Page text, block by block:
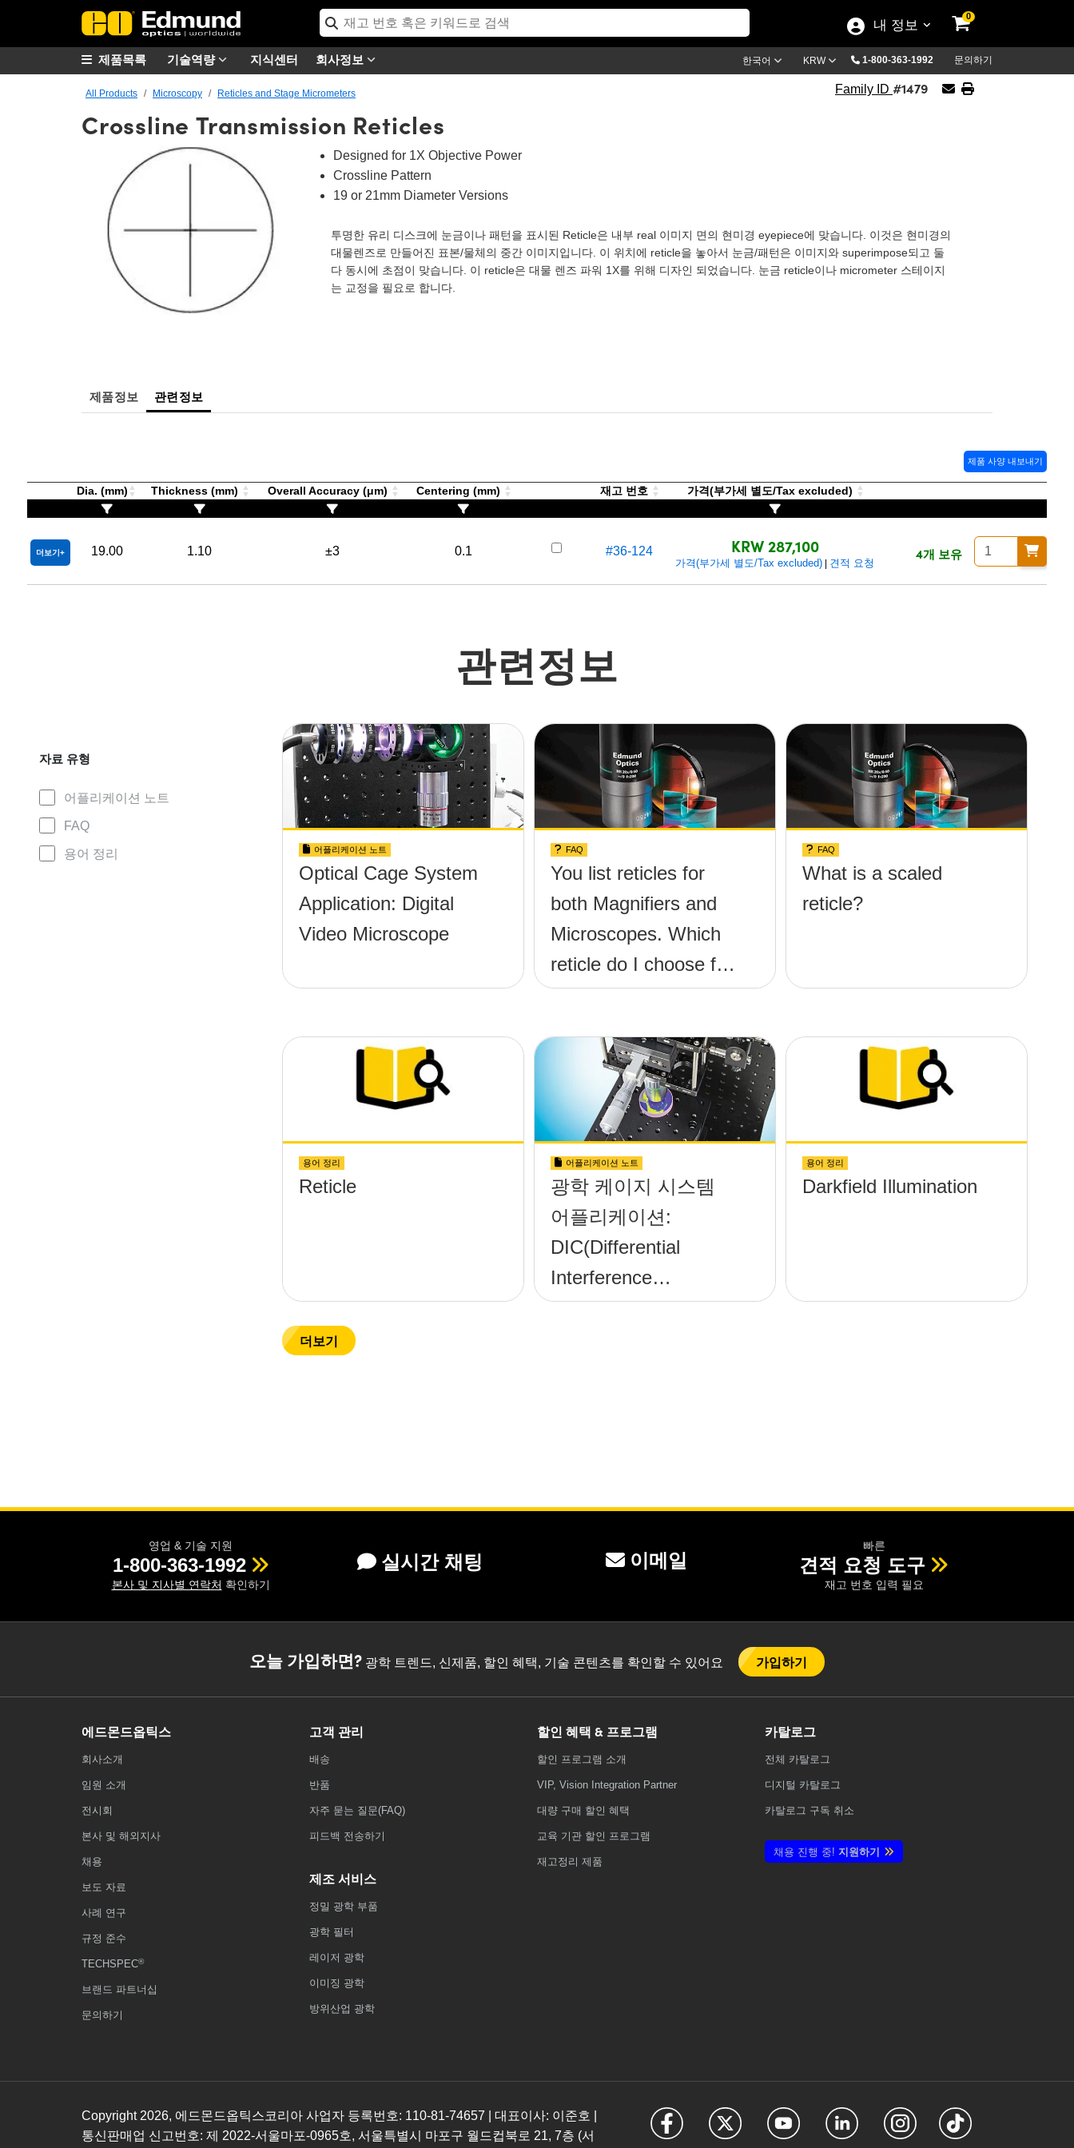
내 정보
0
기술역량 지식센터 회사정보 한국어 KRW 1-800-363-1992 문의하기
제품목록
All Products Microscopy Reticles and Stage Micrometers Family ID #1479
Crossline Transmission Reticles
Designed for 1X Objective Power
Crossline Pattern
19 or 21mm Diameter Versions
투명한 유리 디스크에 눈금이나 패턴을 표시된 Reticle은 내부 real 이미지 면의 현미경 eyepiece에 맞습니다. 이것은 현미경의
대물렌즈로 만들어진 표본/물체의 중간 이미지입니다. 이 위치에 reticle을 놓아서 눈금/패턴은 이미지와 superimpose되고 둘
다 동시에 초점이 맞습니다. 이 reticle은 대물 렌즈 파워 1X를 위해 디자인 되었습니다. 눈금 reticle이나 micrometer 스테이지
는 교정을 필요로 합니다.
제품정보 관련정보
제품 사양 내보내기
Dia. (mm) Thickness (mm) Overall Accuracy (μm) Centering (mm) 재고 번호 가격(부가세 별도/Tax excluded)
더보기 19.00 1.10 ±3 0.1 #36-124 KRW 287,100
가격(부가세 별도/Tax excluded) 견적 요청
4개 보유
관련정보
자료 유형
어플리케이션 노트
FAQ
용어 정리 어플리케이션 노트
Optical Cage System
Application: Digital
Video Microscope
FAQ
You list reticles for
both Magnifiers and
Microscopes. Which
reticle do I choose for
my application?
FAQ
What is a scaled
reticle?
용어 정리
Reticle
어플리케이션 노트
광학 케이지 시스템
어플리케이션:
DIC(Differential
Interference
Contrast) 디지털 현
용어 정리
Darkfield Illumination
더보기
영업 & 기술 지원
1-800-363-1992
본사 및 지사별 연락처 확인하기
실시간 채팅 이메일
빠른
견적 요청 도구
재고 번호 입력 필요
오늘 가입하면?광학 트렌드, 신제품, 할인 혜택, 기술 콘텐츠를 확인할 수 있어요 가입하기
에드몬드옵틱스
회사소개
임원 소개
전시회
본사 및 해외지사
채용
보도 자료
사례 연구
규정 준수
TECHSPEC®
브랜드 파트너십
문의하기
고객 관리
배송
반품
자주 묻는 질문(FAQ)
피드백 전송하기
제조 서비스
정밀 광학 부품
광학 필터
레이저 광학
이미징 광학
방위산업 광학
할인 혜택 & 프로그램
할인 프로그램 소개
VIP, Vision Integration Partner
대량 구매 할인 혜택
교육 기관 할인 프로그램
재고정리 제품
카탈로그
전체 카탈로그
디지털 카탈로그
카탈로그 구독 취소
채용 진행 중! 지원하기
Copyright 2026, 에드몬드옵틱스코리아 사업자 등록번호: 110-81-74657 | 대표이사: 이준호 |
통신판매업 신고번호: 제 2022-서울마포-0965호, 서울특별시 마포구 월드컵북로 21, 7층 (서